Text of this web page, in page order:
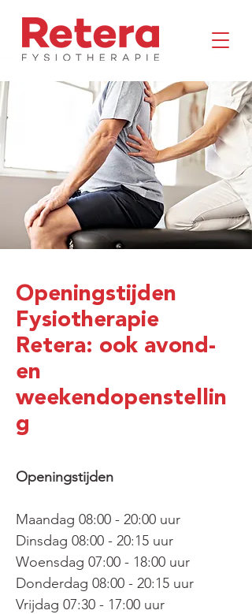
Openingstijden
Fysiotherapie
Retera: ook avond-
en
weekendopenstellin
g
Openingstijden
Maandag 08:00 - 20:00 uur
Dinsdag 08:00 - 20:15 uur
Woensdag 07:00 - 18:00 uur
Donderdag 08:00 - 20:15 uur
Vrijdag 07:30 - 17:00 uur